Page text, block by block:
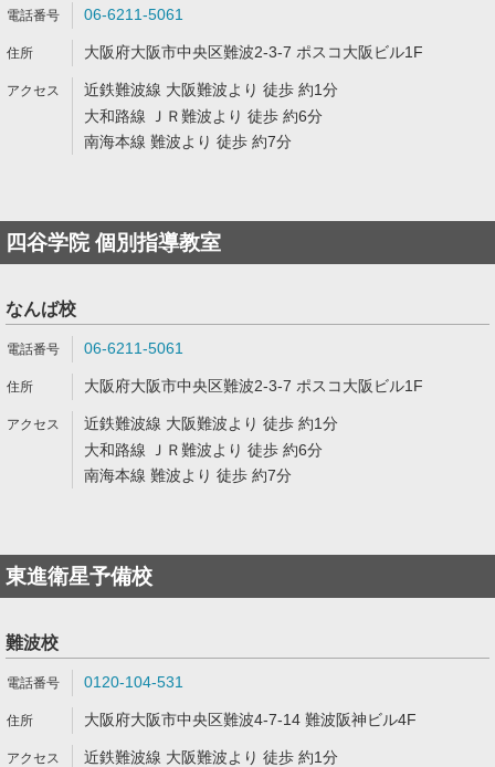
06-6211-5061
大阪府大阪市中央区難波2-3-7 ポスコ大阪ビル1F
近鉄難波線 大阪難波より 徒歩 約1分
大和路線 ＪＲ難波より 徒歩 約6分
南海本線 難波より 徒歩 約7分
四谷学院 個別指導教室
なんば校
06-6211-5061
大阪府大阪市中央区難波2-3-7 ポスコ大阪ビル1F
近鉄難波線 大阪難波より 徒歩 約1分
大和路線 ＪＲ難波より 徒歩 約6分
南海本線 難波より 徒歩 約7分
東進衛星予備校
難波校
0120-104-531
大阪府大阪市中央区難波4-7-14 難波阪神ビル4F
近鉄難波線 大阪難波より 徒歩 約1分